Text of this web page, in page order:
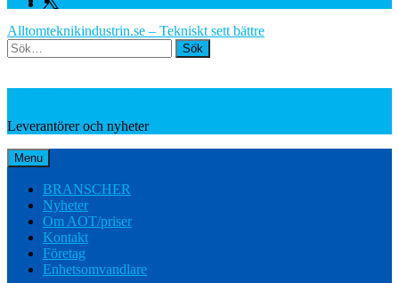
Twitter
Alltomteknikindustrin.se – Tekniskt sett bättre
Search
Leverantörer och nyheter
Menu
BRANSCHER
Nyheter
Om AOT/priser
Kontakt
Företag
Enhetsomvandlare